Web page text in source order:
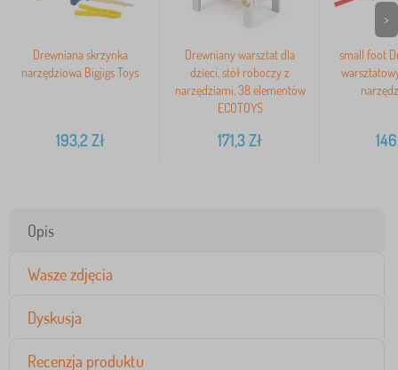
Drewniana skrzynka
narzędziowa Bigjigs Toys
193,2Zł
Drewniany warsztat dla
dzieci, stół roboczy z
narzędziami, 38 elementów
ECOTOYS
171,3Zł
small foot
>
Opis
Wasze zdjęcia
Dyskusja
Recenzja produktu